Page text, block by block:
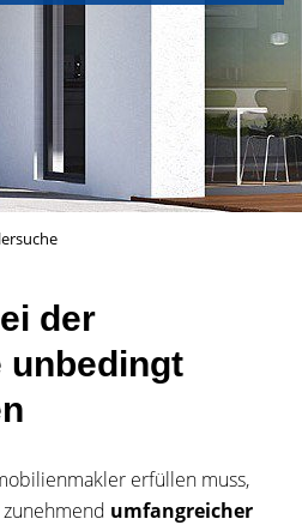
der
unbedingt
erfüllen muss,
umfangreicher